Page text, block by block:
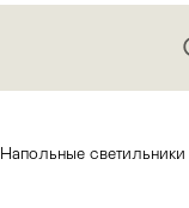
Напольные